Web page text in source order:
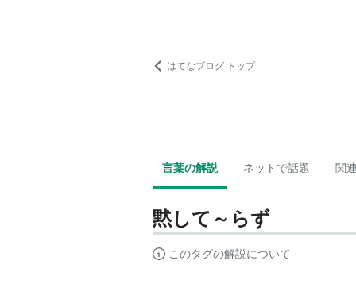
はてなブログ トップ
言葉の解説 ネットで話題 関
黙して～らず
このタグの解説について